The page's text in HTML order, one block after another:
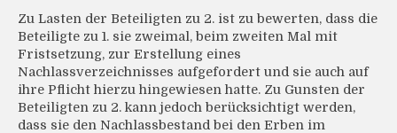
Zu Lasten der Beteiligten zu 2. ist zu bewerten, dass die
Beteiligte zu 1. sie zweimal, beim zweiten Mal mit
Fristsetzung, zur Erstellung eines
Nachlassverzeichnisses aufgefordert und sie auch auf
ihre Pflicht hierzu hingewiesen hatte. Zu Gunsten der
Beteiligten zu 2. kann jedoch berücksichtigt werden,
dass sie den Nachlassbestand bei den Erben im